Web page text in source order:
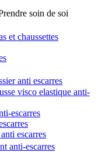
soin de soi
et chaussettes
anti escarres
visco elastique anti-
escarres
escarres
anti-escarres